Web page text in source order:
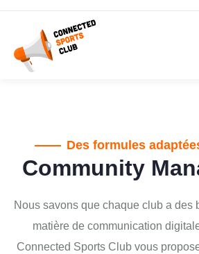
Des formules
Community
Nous savons que chaque club a des
matière de communication
Connected Sports Club vous